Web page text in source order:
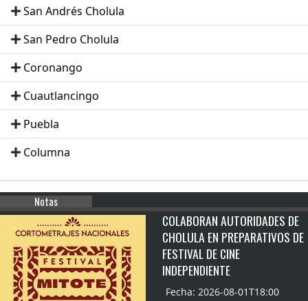
San Andrés Cholula
San Pedro Cholula
Coronango
Cuautlancingo
Puebla
Columna
Notas
COLABORAN AUTORIDADES DE
CHOLULA EN PREPARATIVOS DE
FESTIVAL DE CINE
INDEPENDIENTE
Fecha: 2026-08-01T18:00